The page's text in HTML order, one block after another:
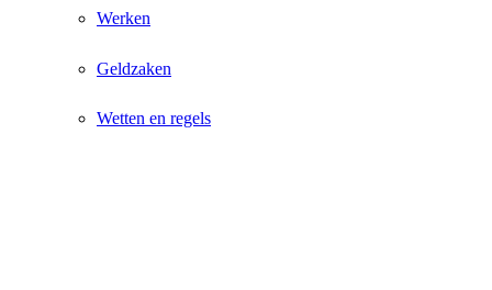
Werken
Geldzaken
Wetten en regels